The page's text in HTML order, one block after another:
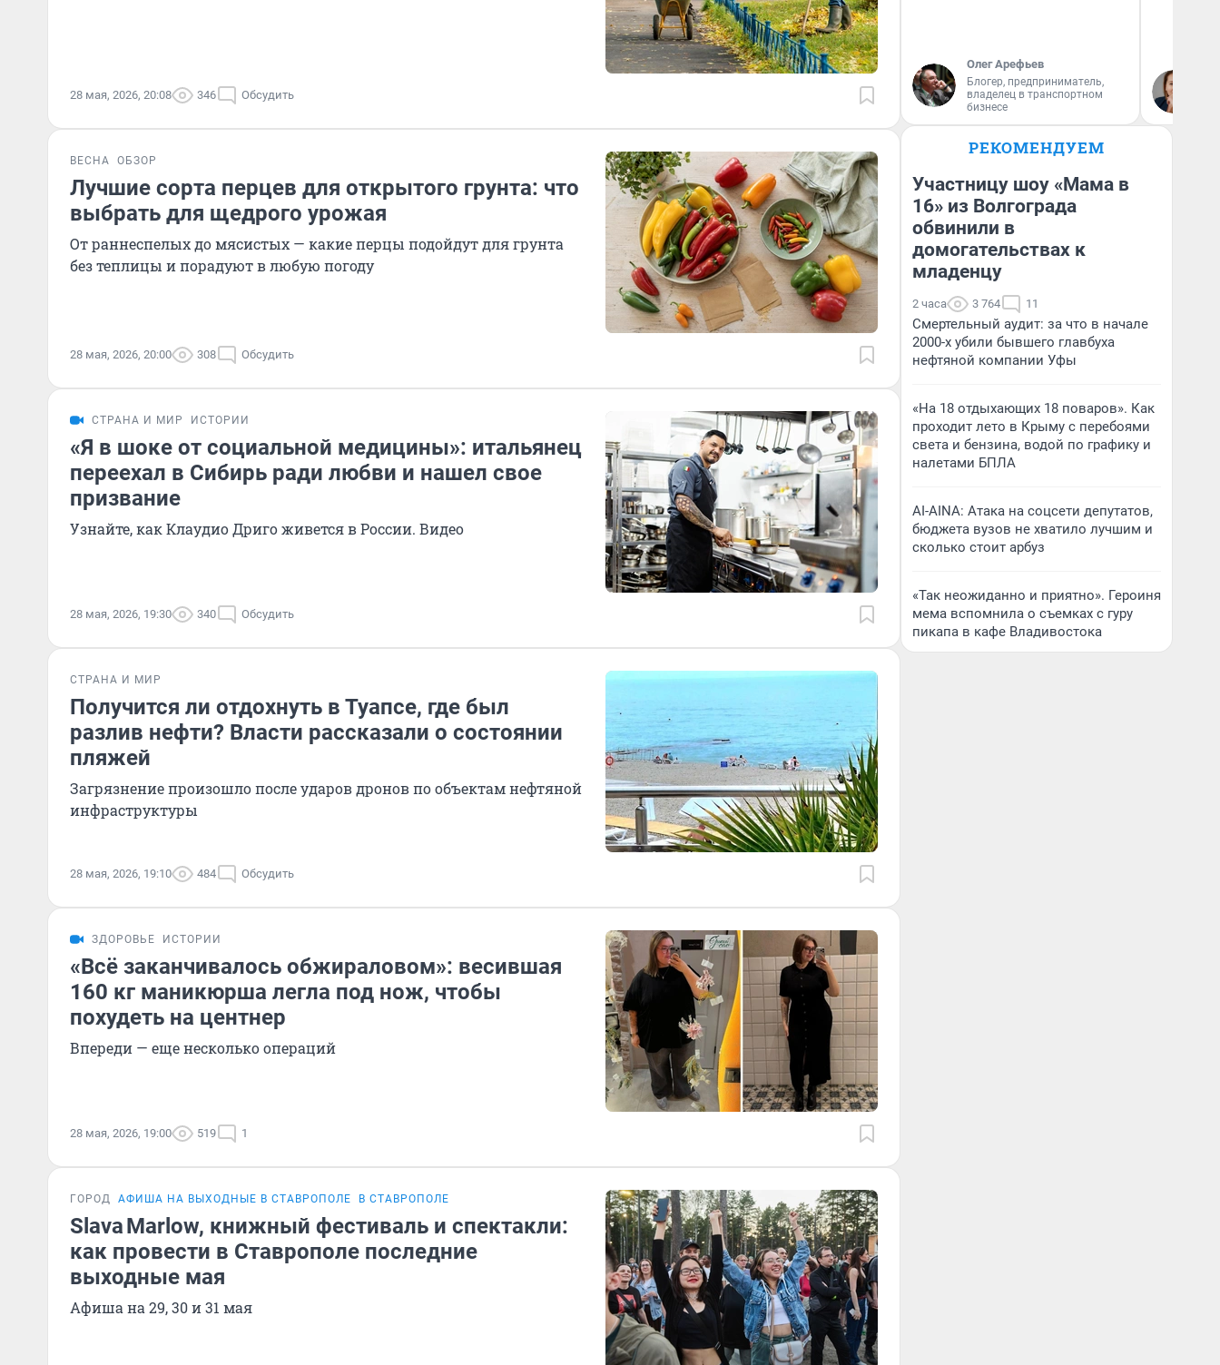
28 мая, 2026, 20:08 346 Обсудить
ВЕСНА ОБЗОР
Лучшие сорта перцев для открытого грунта: что
выбрать для щедрого урожая
От раннеспелых до мясистых — какие перцы подойдут для грунта
без теплицы и порадуют в любую погоду
28 мая, 2026, 20:00 308 Обсудить
СТРАНА И МИР ИСТОРИИ
«Я в шоке от социальной медицины»: итальянец
переехал в Сибирь ради любви и нашел свое
призвание
Узнайте, как Клаудио Дриго живется в России. Видео
28 мая, 2026, 19:30 340 Обсудить
СТРАНА И МИР
Получится ли отдохнуть в Туапсе, где был
разлив нефти? Власти рассказали о состоянии
пляжей
Загрязнение произошло после ударов дронов по объектам нефтяной
инфраструктуры
28 мая, 2026, 19:10 484 Обсудить
ЗДОРОВЬЕ ИСТОРИИ
«Всё заканчивалось обжираловом»: весившая
160 кг маникюрша легла под нож, чтобы
похудеть на центнер
Впереди — еще несколько операций
28 мая, 2026, 19:00 519 1
ГОРОД АФИША НА ВЫХОДНЫЕ В СТАВРОПОЛЕ В СТАВРОПОЛЕ
Slava Marlow, книжный фестиваль и спектакли:
как провести в Ставрополе последние
выходные мая
Афиша на 29, 30 и 31 мая
Олег Арефьев
Блогер, предприниматель,
владелец в транспортном
бизнесе
РЕКОМЕНДУЕМ
Участницу шоу «Мама в
16» из Волгограда
обвинили в
домогательствах к
младенцу
2 часа 3 764 11
Смертельный аудит: за что в начале
2000-х убили бывшего главбуха
нефтяной компании Уфы
«На 18 отдыхающих 18 поваров». Как
проходит лето в Крыму с перебоями
света и бензина, водой по графику и
налетами БПЛА
AI-AINA: Атака на соцсети депутатов,
бюджета вузов не хватило лучшим и
сколько стоит арбуз
«Так неожиданно и приятно». Героиня
мема вспомнила о съемках с гуру
пикапа в кафе Владивостока